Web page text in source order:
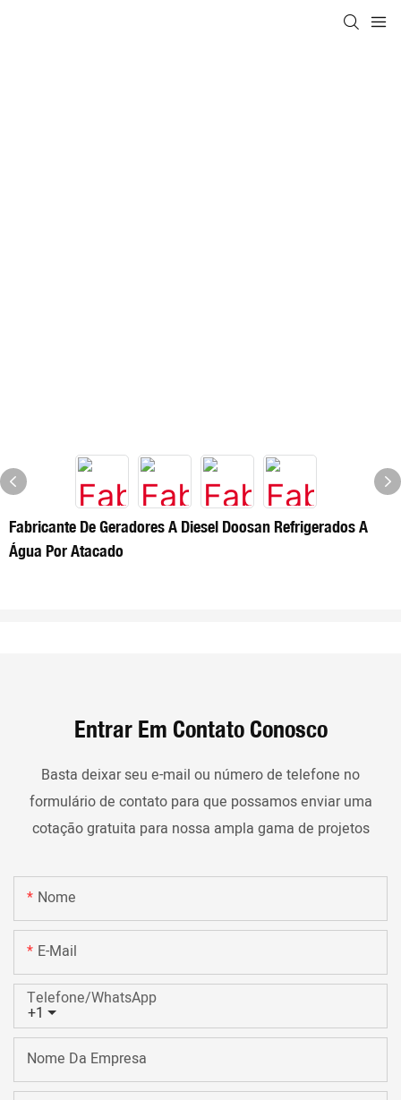
Fabricante De Geradores A Diesel Doosan Refrigerados A
Água Por Atacado
Entrar Em Contato Conosco
Basta deixar seu e-mail ou número de telefone no
formulário de contato para que possamos enviar uma
cotação gratuita para nossa ampla gama de projetos
Nome
E-Mail
+1
Telefone/WhatsApp
Nome Da Empresa